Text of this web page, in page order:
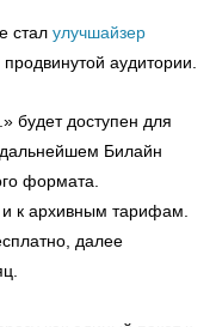
стал улучшайзер
аудитории.
будет доступен для
Билайн
формата.
к архивным тарифам.
далее